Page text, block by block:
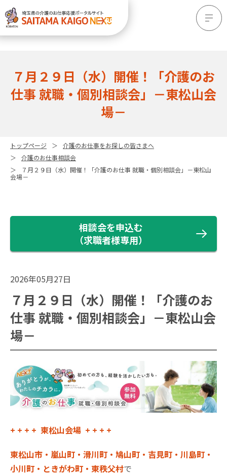
７月２９日（水）開催！「介護のお
仕事 就職・個別相談会」－東松山会
場－
トップページ
介護のお仕事をお探しの皆さまへ
介護のお仕事相談会
７月２９日（水）開催！「介護のお仕事 就職・個別相談会」－東松山
会場－
相談会を申込む
（求職者様専用）
2026年05月27日
７月２９日（水）開催！「介護のお
仕事 就職・個別相談会」－東松山会
場－
+ + + + 東松山会場 + + + +
東松山市・嵐山町・滑川町・鳩山町・吉見町・川島町・
小川町・ときがわ町・東秩父村で